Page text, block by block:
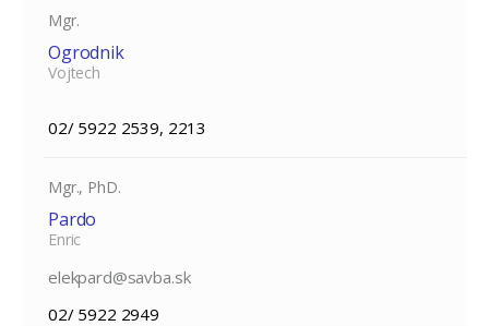
Mgr.
Ogrodnik
Vojtech
02/ 5922 2539, 2213
Mgr., PhD.
Pardo
Enric
elekpard@savba.sk
02/ 5922 2949